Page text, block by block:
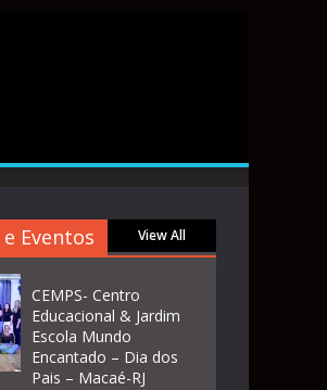
Eventos View All
CEMPS- Centro
Educacional & Jardim
Escola Mundo
Encantado – Dia dos
Pais – Macaé-RJ